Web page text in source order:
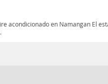
acondicionado en Namangan El